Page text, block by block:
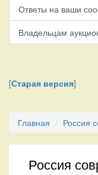
Ответы на ваши
Владельцам
[Старая версия]
Главная Россия
Россия